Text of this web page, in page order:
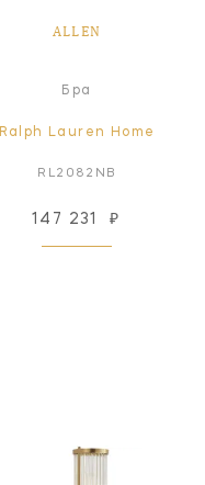
ALLEN
Бра
Ralph Lauren Home
RL2082NB
147 231 ₽